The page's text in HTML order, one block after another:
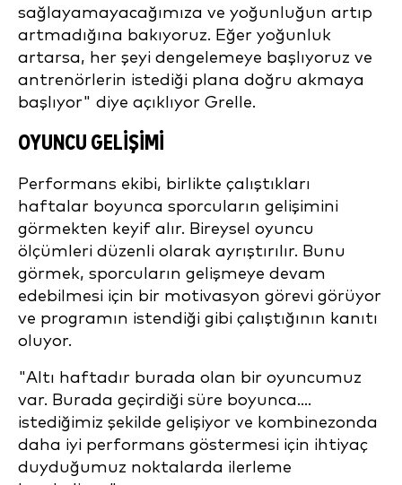
sağlayamayacağımıza ve yoğunluğun artıp
artmadığına bakıyoruz. Eğer yoğunluk
artarsa, her şeyi dengelemeye başlıyoruz ve
antrenörlerin istediği plana doğru akmaya
başlıyor" diye açıklıyor Grelle.
OYUNCU GELIŞIMI
Performans ekibi, birlikte çalıştıkları
haftalar boyunca sporcuların gelişimini
görmekten keyif alır. Bireysel oyuncu
ölçümleri düzenli olarak ayrıştırılır. Bunu
görmek, sporcuların gelişmeye devam
edebilmesi için bir motivasyon görevi görüyor
ve programın istendiği gibi çalıştığının kanıtı
oluyor.
"Altı haftadır burada olan bir oyuncumuz
var. Burada geçirdiği süre boyunca....
istediğimiz şekilde gelişiyor ve kombinezonda
daha iyi performans göstermesi için ihtiyaç
duyduğumuz noktalarda ilerleme